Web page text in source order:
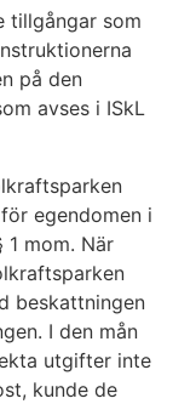
tillgångar som
på den
avses i ISkL
egendomen i
1 mom. När
beskattningen
I den mån
utgifter inte
kunde de